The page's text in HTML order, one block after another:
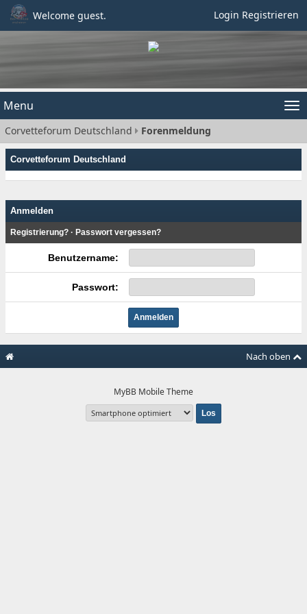
Welcome guest. Login Registrieren
Menu
Corvetteforum Deutschland Forenmeldung
Corvetteforum Deutschland
Anmelden
Registrierung? · Passwort vergessen?
Benutzername:
Passwort:
Nach oben
MyBB Mobile Theme